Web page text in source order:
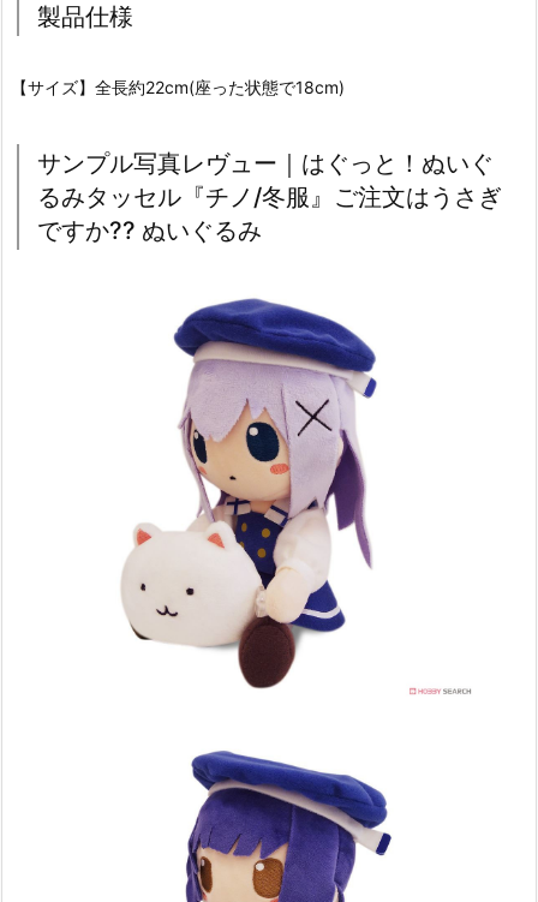
製品仕様
【サイズ】全長約22cm(座った状態で18cm)
サンプル写真レヴュー｜はぐっと！ぬいぐ
るみタッセル『チノ/冬服』ご注文はうさぎ
ですか?? ぬいぐるみ